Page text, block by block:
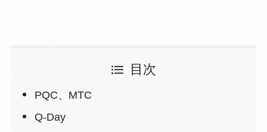
目次
PQC、MTC
Q-Day